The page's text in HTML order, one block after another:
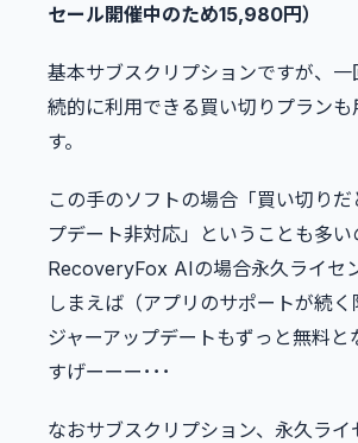
セール開催中のため15,980円）
基本サブスクリプションですが、
続的に利用できる買い切りプランも
す。
この手のソフトの場合「買い切りだ
プデート非対応」ということも多い
RecoveryFox AIの場合永久ライセ
しまえば（アプリのサポートが続
ジャーアップデートもずっと無料と
すげーーー･･･
なおサブスクリプション、永久ライ